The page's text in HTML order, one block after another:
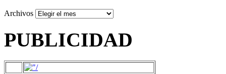
Archivos
PUBLICIDAD